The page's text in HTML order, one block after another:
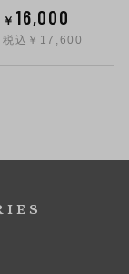
￥ 16,000
税込￥17,600